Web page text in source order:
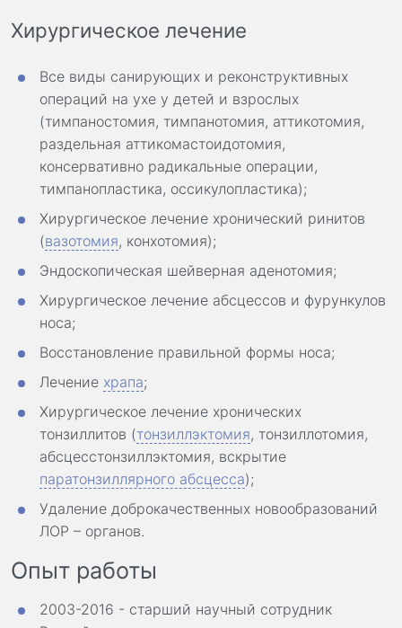
Хирургическое лечение
Все виды санирующих и реконструктивных
операций на ухе у детей и взрослых
(тимпаностомия, тимпанотомия, аттикотомия,
раздельная аттикомастоидотомия,
консервативно радикальные операции,
тимпанопластика, оссикулопластика);
Хирургическое лечение хронический ринитов
(вазотомия, конхотомия);
Эндоскопическая шейверная аденотомия;
Хирургическое лечение абсцессов и фурункулов
носа;
Восстановление правильной формы носа;
Лечение храпа;
Хирургическое лечение хронических
тонзиллитов (тонзиллэктомия, тонзиллотомия,
абсцесстонзиллэктомия, вскрытие
паратонзиллярного абсцесса);
Удаление доброкачественных новообразований
ЛОР – органов.
Опыт работы
2003-2016 - старший научный сотрудник